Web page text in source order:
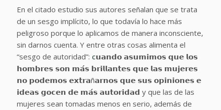
En el citado estudio sus autores señalan que se trata
de un sesgo implícito, lo que todavía lo hace más
peligroso porque lo aplicamos de manera inconsciente,
sin darnos cuenta. Y entre otras cosas alimenta el
“sesgo de autoridad”: c𝘂𝗮𝗻𝗱𝗼 𝗮𝘀𝘂𝗺𝗶𝗺𝗼𝘀 𝗾𝘂𝗲 𝗹𝗼𝘀
𝗵𝗼𝗺𝗯𝗿𝗲𝘀 𝘀𝗼𝗻 𝗺𝗮́𝘀 𝗯𝗿𝗶𝗹𝗹𝗮𝗻𝘁𝗲𝘀 𝗾𝘂𝗲 𝗹𝗮𝘀 𝗺𝘂𝗷𝗲𝗿𝗲𝘀
𝗻𝗼 𝗽𝗼𝗱𝗲𝗺𝗼𝘀 𝗲𝘅𝘁𝗿𝗮ñ𝗮𝗿𝗻𝗼𝘀 𝗾𝘂𝗲 𝘀𝘂𝘀 𝗼𝗽𝗶𝗻𝗶𝗼𝗻𝗲𝘀 𝗲
𝗶𝗱𝗲𝗮𝘀 𝗴𝗼𝗰𝗲𝗻 𝗱𝗲 𝗺𝗮́𝘀 𝗮𝘂𝘁𝗼𝗿𝗶𝗱𝗮𝗱 y que las de las
mujeres sean tomadas menos en serio, además de